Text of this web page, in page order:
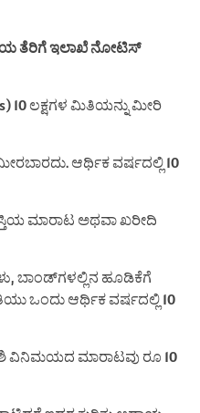
ತೆರಿಗೆ ಇಲಾಖೆ ನೋಟಿಸ್
10 ಲಕ್ಷಗಳ ಮಿತಿಯನ್ನು ಮೀರಿ
ಆರ್ಥಿಕ ವರ್ಷದಲ್ಲಿ 10
ಮಾರಾಟ ಅಥವಾ ಖರೀದಿ
ಬಾಂಡ್‌ಗಳಲ್ಲಿನ ಹೂಡಿಕೆಗೆ
ಒಂದು ಆರ್ಥಿಕ ವರ್ಷದಲ್ಲಿ 10
ವಿನಿಮಯದ ಮಾರಾಟವು ರೂ 10